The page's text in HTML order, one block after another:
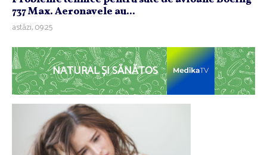
737 Max. Aeronavele au...
astăzi, 09:25
NATURAL ȘI SĂNĂTOS